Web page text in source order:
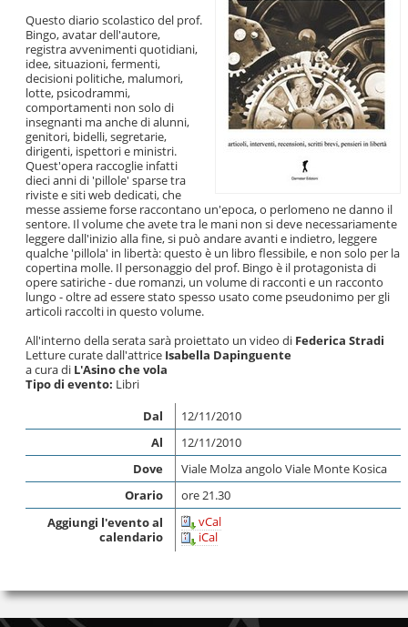
Questo diario scolastico del prof.
Bingo, avatar dell'autore,
registra avvenimenti quotidiani,
idee, situazioni, fermenti,
decisioni politiche, malumori,
lotte, psicodrammi,
comportamenti non solo di
insegnanti ma anche di alunni,
genitori, bidelli, segretarie,
dirigenti, ispettori e ministri.
Quest'opera raccoglie infatti
dieci anni di 'pillole' sparse tra
riviste e siti web dedicati, che
messe assieme forse raccontano un'epoca, o perlomeno ne danno il
sentore. Il volume che avete tra le mani non si deve necessariamente
leggere dall'inizio alla fine, si può andare avanti e indietro, leggere
qualche 'pillola' in libertà: questo è un libro flessibile, e non solo per la
copertina molle. Il personaggio del prof. Bingo è il protagonista di
opere satiriche - due romanzi, un volume di racconti e un racconto
lungo - oltre ad essere stato spesso usato come pseudonimo per gli
articoli raccolti in questo volume.
All'interno della serata sarà proiettato un video di Federica Stradi
Letture curate dall'attrice Isabella Dapinguente
a cura di L'Asino che vola
Tipo di evento: Libri
Dal
12/11/2010
Al
12/11/2010
Dove
Viale Molza angolo Viale Monte Kosica
Orario
ore 21.30
Aggiungi l'evento al
calendario
vCal
iCal